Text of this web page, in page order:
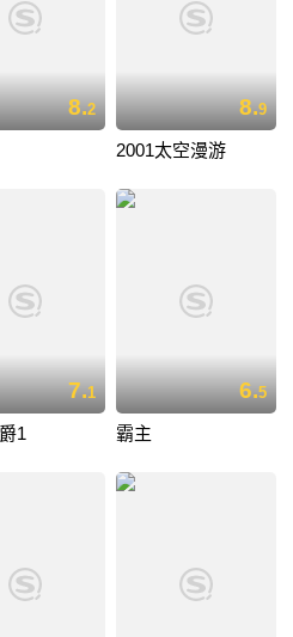
8.2 8.9
2001太空漫游
7.1
1
6.5
霸主